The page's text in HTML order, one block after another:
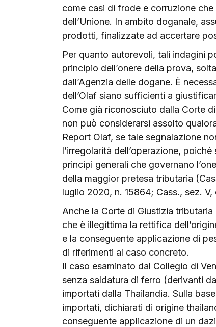
come casi di frode e corruzione
dell’Unione. In ambito doganale,
prodotti, finalizzate ad accertare
Per quanto autorevoli, tali indagini
principio dell’onere della prova,
dall’Agenzia delle dogane. È
dell’Olaf siano sufficienti a
Come già riconosciuto dalla Corte
non può considerarsi assolto
Report Olaf, se tale segnalazione
l’irregolarità dell’operazione,
principi generali che governano
della maggior pretesa tributaria
luglio 2020, n. 15864; Cass., sez.
Anche la Corte di Giustizia
che è illegittima la rettifica
e la conseguente applicazione di
di riferimenti al caso concreto.
Il caso esaminato dal Collegio di
senza saldatura di ferro (derivanti
importati dalla Thailandia. Sulla
importati, dichiarati di origine
conseguente applicazione di un